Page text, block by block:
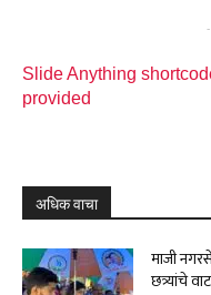
Slide Anything
provided
अधिक वाचा
माजी
छत्र्यांचे